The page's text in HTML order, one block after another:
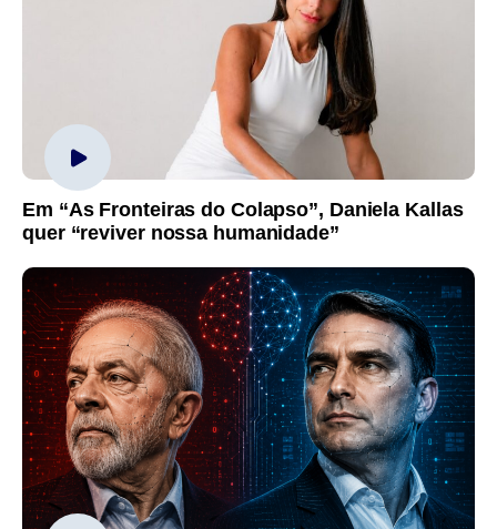
Em “As Fronteiras do Colapso”, Daniela Kallas
quer “reviver nossa humanidade”